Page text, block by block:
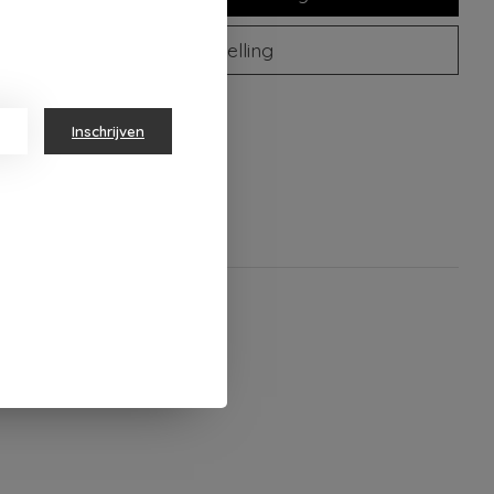
Plaats bestelling
om te vergelijken
Inschrijven